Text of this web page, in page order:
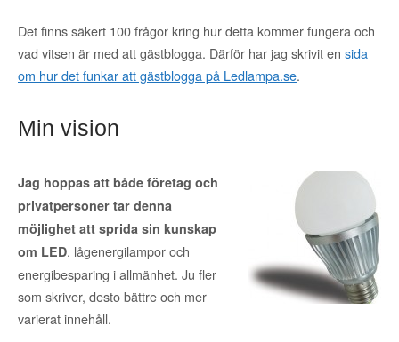
Det finns säkert 100 frågor kring hur detta kommer fungera och
vad vitsen är med att gästblogga. Därför har jag skrivit en sida
om hur det funkar att gästblogga på Ledlampa.se.
Min vision
Jag hoppas att både företag och
privatpersoner tar denna
möjlighet att sprida sin kunskap
om LED, lågenergilampor och
energibesparing i allmänhet. Ju fler
som skriver, desto bättre och mer
varierat innehåll.